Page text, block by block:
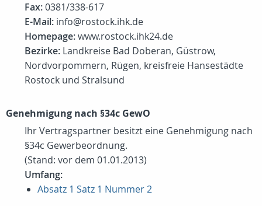
Fax:0381/338-617
E-Mail: info@rostock.ihk.de
Homepage:www.rostock.ihk24.de
Bezirke: Landkreise Bad Doberan, Güstrow,
Nordvorpommern, Rügen, kreisfreie Hansestädte
Rostock und Stralsund
Genehmigung nach §34c GewO
Ihr Vertragspartner besitzt eine Genehmigung nach
§34c Gewerbeordnung.
(Stand: vor dem 01.01.2013)
Umfang:
Absatz 1 Satz 1 Nummer 2